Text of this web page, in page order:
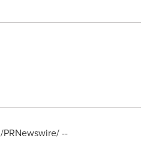
/PRNewswire/ --